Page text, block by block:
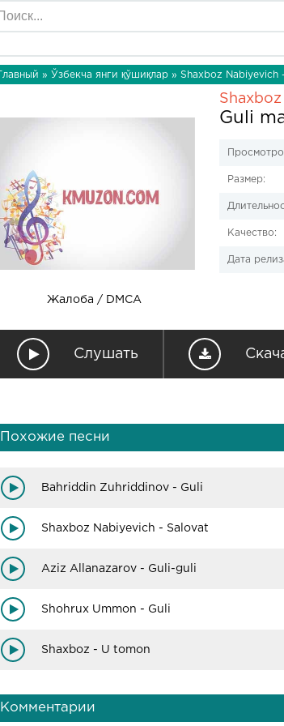
Главный » Ўзбекча янги қўшиқлар » Shaxboz Nabiyevich
Жалоба / DMCA
Guli
Размер:
Качество:
Дата
Слушать
Похожие песни
Bahriddin Zuhriddinov - Guli
Shaxboz Nabiyevich - Salovat
Aziz Allanazarov - Guli-guli
Shohrux Ummon - Guli
Shaxboz - U tomon
Комментарии